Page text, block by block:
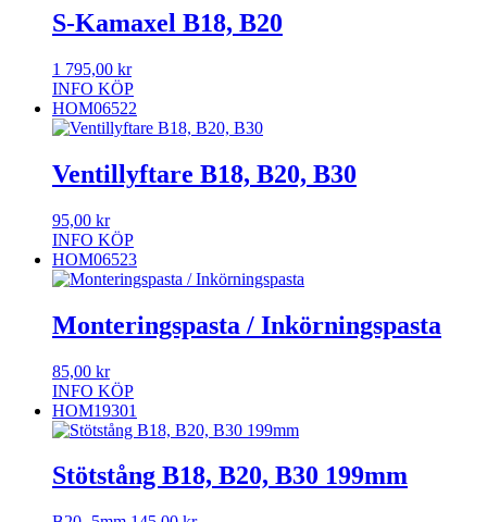
S-Kamaxel B18, B20
1 795,00 kr
INFO KÖP
HOM06522
Ventillyftare B18, B20, B30
95,00 kr
INFO KÖP
HOM06523
Monteringspasta / Inkörningspasta
85,00 kr
INFO KÖP
HOM19301
Stötstång B18, B20, B30 199mm